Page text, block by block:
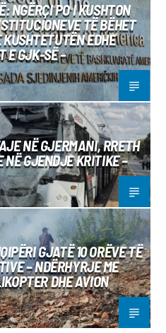
NGËRÇI PO I KUSHTON
TË BËHET
EDHE
E GJK-SË –
NË GJERMANI, RRETH
GJENDJE KRITIKE –
GJATË 10 ORËVE TË
– NDËRHYRJE ME
DHE AVION